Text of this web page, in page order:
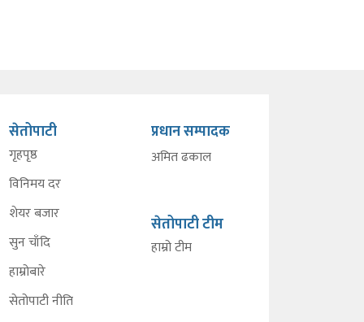
सेतोपाटी
गृहपृष्ठ
विनिमय दर
शेयर बजार
सुन चाँदि
हाम्रोबारे
सेतोपाटी नीति
प्रधान सम्पादक
अमित ढकाल
सेतोपाटी टीम
हाम्रो टीम